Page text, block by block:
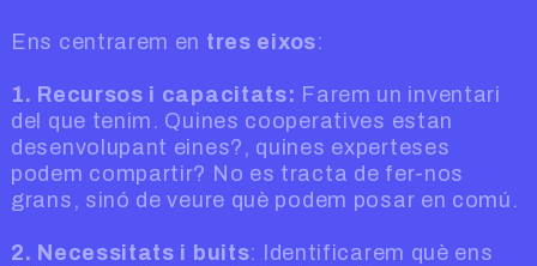
Ens centrarem en tres eixos:
1. Recursos i capacitats: Farem un inventari
del que tenim. Quines cooperatives estan
desenvolupant eines?, quines experteses
podem compartir? No es tracta de fer-nos
grans, sinó de veure què podem posar en comú.
2. Necessitats i buits: Identificarem què ens